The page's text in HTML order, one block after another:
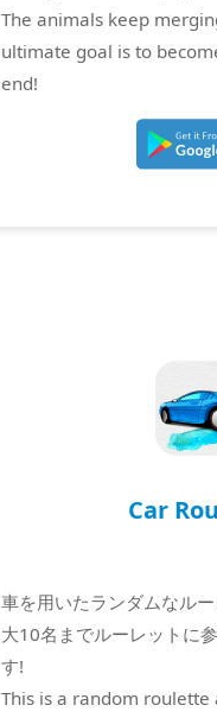
The animals keep
ultimate goal is to
end!
Car
車を用いたランダムなル
大10名までルーレットに
す!
This is a random roulette